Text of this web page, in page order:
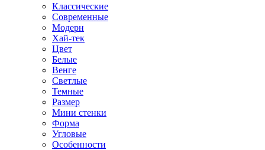
Классические
Современные
Модерн
Хай-тек
Цвет
Белые
Венге
Светлые
Темные
Размер
Мини стенки
Форма
Угловые
Особенности